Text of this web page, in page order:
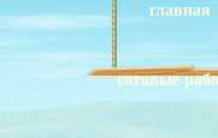
готовые
главная